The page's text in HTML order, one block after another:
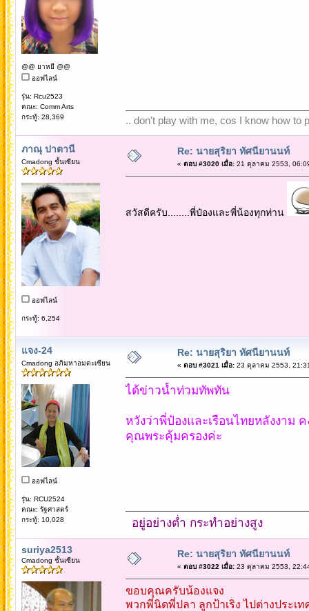
@@ ยาหยี @@
ออฟไลน์
รุ่น: Rcu2523
คณะ: Comm Arts
กระทู้: 28,369
.. don't play with me, cos I know how to
ภาณุ ปาตานี
Cmadong ชั้นเซียน
ออฟไลน์
กระทู้: 6,254
Re: นายสุริยา ทัศนียานนท์
« ตอบ #3020 เมื่อ:21 ตุลาคม 2553,
สวัสดีครับ........พี่ป๋องและพี่น้องทุกท่าน
แจง-24
Cmadong อภิมหาอมตะเซียน
ออฟไลน์
รุ่น: RCU2524
คณะ: รัฐศาสตร์
กระทู้: 10,028
Re: นายสุริยา ทัศนียานนท์
« ตอบ #3021 เมื่อ:23 ตุลาคม 2553,
ได้ข่าวน้ำท่วมทัพทัน
หวังว่าพี่ป๋องและเรือนไทยหลังงาม
คุณพระคุ้มครองค่ะ
อยู่อย่างต่ำ กระทำอย่างสูง
suriya2513
Cmadong ชั้นเซียน
Re: นายสุริยา ทัศนียานนท์
« ตอบ #3022 เมื่อ:23 ตุลาคม 2553,
ขอบคุณครับน้องแจง
พวกพี่นิดพี่ปลา ลูกป้าเริง ไปต่างประเ